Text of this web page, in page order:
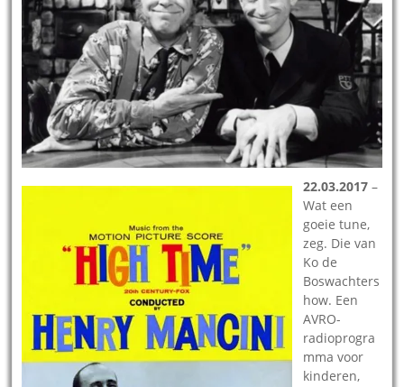
22.03.2017 –
Wat een
goeie tune,
zeg. Die van
Ko de
Boswachters
how. Een
AVRO-
radioprogra
mma voor
kinderen,